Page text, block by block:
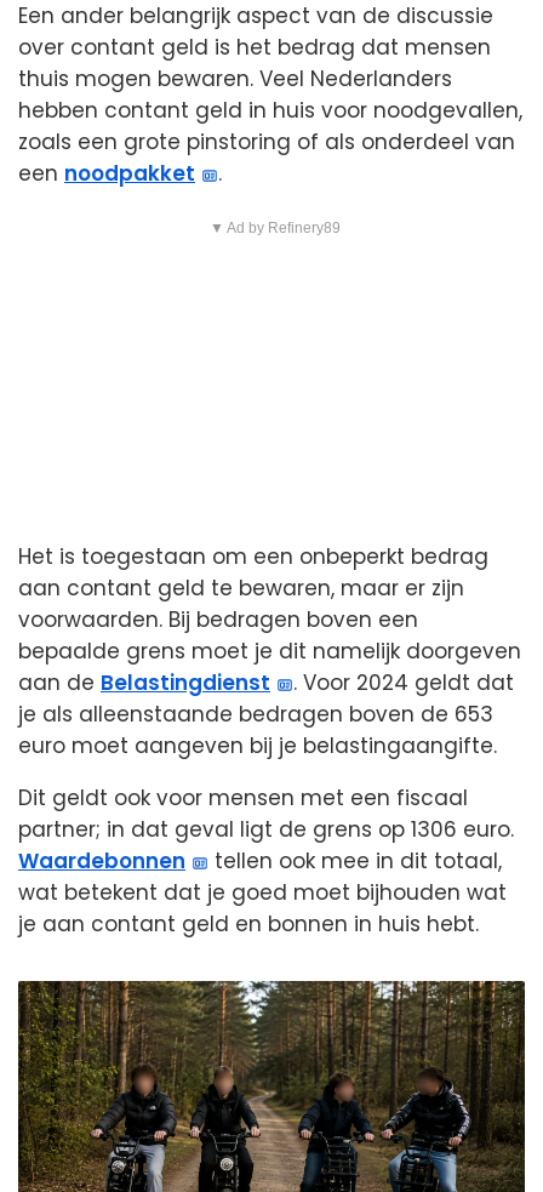
Een ander belangrijk aspect van de discussie
over contant geld is het bedrag dat mensen
thuis mogen bewaren. Veel Nederlanders
hebben contant geld in huis voor noodgevallen,
zoals een grote pinstoring of als onderdeel van
een noodpakket .
▼ Ad by Refinery89
Het is toegestaan om een onbeperkt bedrag
aan contant geld te bewaren, maar er zijn
voorwaarden. Bij bedragen boven een
bepaalde grens moet je dit namelijk doorgeven
aan de Belastingdienst
. Voor 2024 geldt dat
je als alleenstaande bedragen boven de 653
euro moet aangeven bij je belastingaangifte.
Dit geldt ook voor mensen met een fiscaal
partner; in dat geval ligt de grens op 1306 euro.
Waardebonnen
tellen ook mee in dit totaal,
wat betekent dat je goed moet bijhouden wat
je aan contant geld en bonnen in huis hebt.